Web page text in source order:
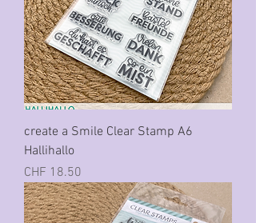
create a Smile Clear Stamp A6
Hallihallo
Preis
CHF 18.50